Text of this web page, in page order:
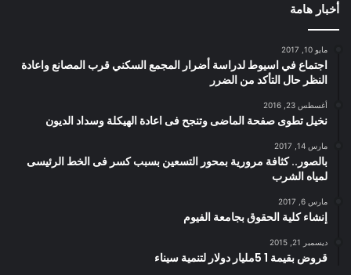
أخبار هامة
مايو 10, 2017
اجتماع في اسيوط لدراسة أضرار المجمع السكني قرب المصانع واعادة
النظر حال التأكد من الضرر
أغسطس 23, 2016
نخيل تطوى صفحة الماضى وتنجح فى اعادة الهيكلة وسداد الديون
مارس 14, 2017
بالصور.. كثافة مرورية بمحور التسعين بسبب كسر فى الخط الرئيسى
لمياه الشرب
مارس 6, 2017
إنشاء كلية الحقوق بجامعة الفيوم
ديسمبر 21, 2015
قروض بقيمة 1 5مليار دولار لتنمية سيناء